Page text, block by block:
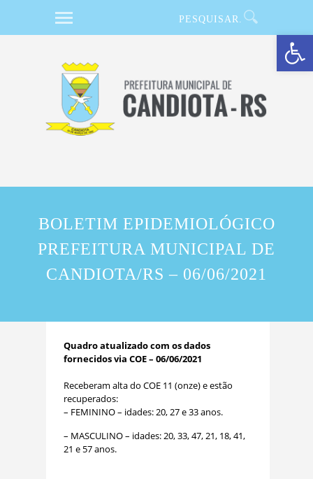
Barra de Ferramentas Aberta
BOLETIM EPIDEMIOLÓGICO
PREFEITURA MUNICIPAL DE
CANDIOTA/RS – 06/06/2021
Quadro atualizado com os dados
fornecidos via COE – 06/06/2021
Receberam alta do COE 11 (onze) e estão
recuperados:
– FEMININO – idades: 20, 27 e 33 anos.
– MASCULINO – idades: 20, 33, 47, 21, 18, 41,
21 e 57 anos.